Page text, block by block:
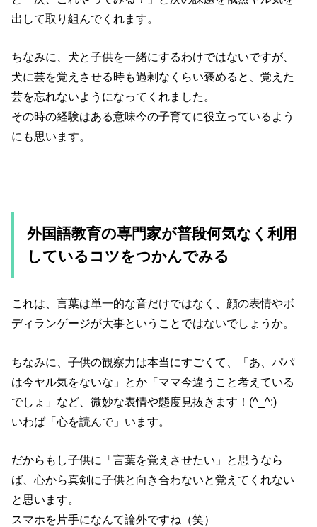
出して取り組んでくれます。
ちなみに、犬と子供を一緒にするわけではないですが、
犬に芸を覚えさせる時も過剰なくらい褒めると、覚えた
芸を忘れないようになってくれました。
その時の経験はある意味今の子育てに役立っているよう
にも思います。
外国語教育の専門家が普段何気なく利用
しているコツをつかんでみる
これは、言葉は単一的な音だけではなく、顔の表情やボ
ディランゲージが大事ということではないでしょうか。
ちなみに、子供の観察力は本当にすごくて、「あ、パパ
は今ヤル気をないな」とか「ママ今違うこと考えている
でしょ」など、微妙な表情や態度見抜きます！(^_^;)
いわば「心を読んで」います。
だからもし子供に「言葉を覚えさせたい」と思うなら
ば、心から真剣に子供と向き合わないと覚えてくれない
と思います。
スマホを片手になんて論外ですね（笑）